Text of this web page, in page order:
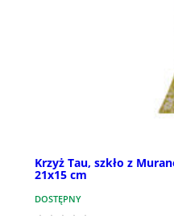
Krzyż Tau, szkło z
21x15 cm
DOSTĘPNY